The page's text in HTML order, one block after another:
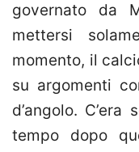
governato da
mettersi
momento, il
su argomenti
d’angolo. C’era
tempo dopo